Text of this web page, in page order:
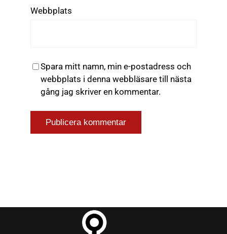
Webbplats
Spara mitt namn, min e-postadress och
webbplats i denna webbläsare till nästa
gång jag skriver en kommentar.